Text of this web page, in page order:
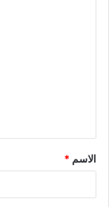
ق
*
الاسم *